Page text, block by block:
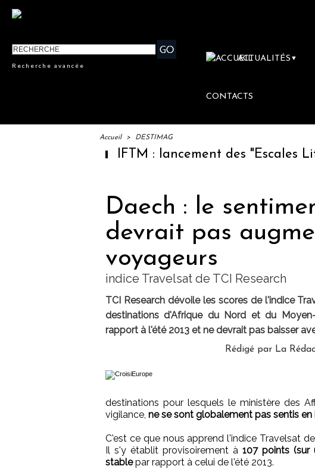
Recherche avancée
ACTUALITÉS ▼
CONTACTS
Accueil > DESTIMAG
IFTM : lancement des "Escales
Daech : le
devrait pas
voyageurs
indice Travelsat de TCI Research
TCI Research dévoile les scores de l'indice
destinations d'Afrique du Nord et du
rapport à l'été 2013 et ne devrait pas baisser
Rédigé par La
destinations pour lesquels le ministère des
vigilance, ne se sont globalement pas sentis en
C'est ce que nous apprend l'indice Travelsat
Il s'y établit provisoirement à 107 points (sur
stablepar rapport à celui de l'été 2013.